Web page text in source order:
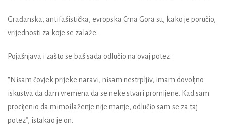
Građanska, antifašistička, evropska Crna Gora su, kako je poručio,
vrijednosti za koje se zalaže.
Pojašnjava i zašto se baš sada odlučio na ovaj potez.
“Nisam čovjek prijeke naravi, nisam nestrpljiv, imam dovoljno
iskustva da dam vremena da se neke stvari promijene. Kad sam
procijenio da mimoilaženje nije manje, odlučio sam se za taj
potez”, istakao je on.